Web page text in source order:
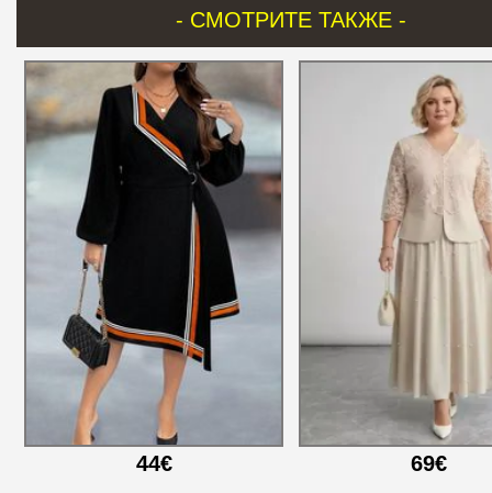
- СМОТРИТЕ ТАКЖЕ -
44€ 69€